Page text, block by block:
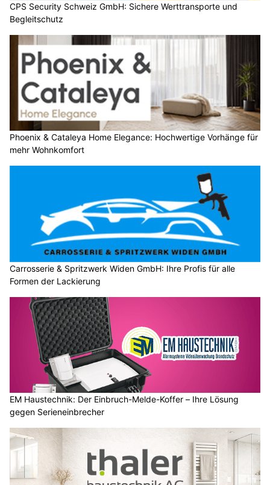
CPS Security Schweiz GmbH: Sichere Werttransporte und
Begleitschutz
Phoenix & Cataleya Home Elegance: Hochwertige Vorhänge für
mehr Wohnkomfort
Carrosserie & Spritzwerk Widen GmbH: Ihre Profis für alle
Formen der Lackierung
EM Haustechnik: Der Einbruch-Melde-Koffer – Ihre Lösung
gegen Serieneinbrecher